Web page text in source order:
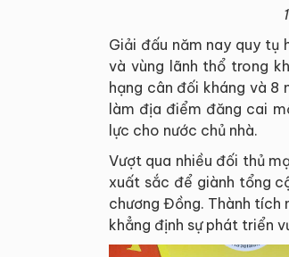
Giải đấu năm nay quy tụ
và vùng lãnh thổ trong
hạng cân đối kháng và 8
làm địa điểm đăng cai
lực cho nước chủ nhà.
Vượt qua nhiều đối thủ
xuất sắc để giành tổng
chương Đồng. Thành tích
khẳng định sự phát triển